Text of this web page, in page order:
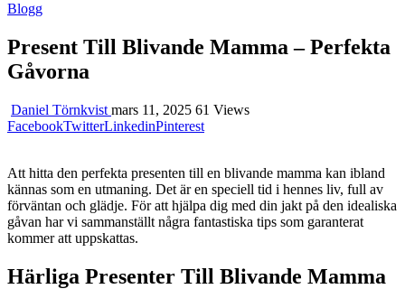
Blogg
Present Till Blivande Mamma – Perfekta
Gåvorna
Daniel Törnkvist mars 11, 2025 61 Views
FacebookTwitterLinkedinPinterest
Att hitta den perfekta presenten till en blivande mamma kan ibland
kännas som en utmaning. Det är en speciell tid i hennes liv, full av
förväntan och glädje. För att hjälpa dig med din jakt på den idealiska
gåvan har vi sammanställt några fantastiska tips som garanterat
kommer att uppskattas.
Härliga Presenter Till Blivande Mamma